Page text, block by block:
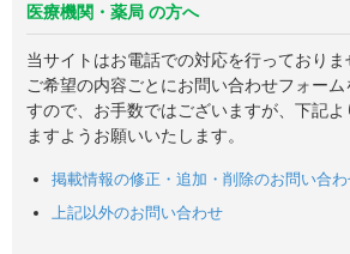
医療機関・薬局 の方へ
当サイトはお電話での対応を行っておりま
ご希望の内容ごとにお問い合わせフォーム
すので、お手数ではございますが、下記
ますようお願いいたします。
掲載情報の修正・追加・削除のお問い合
上記以外のお問い合わせ